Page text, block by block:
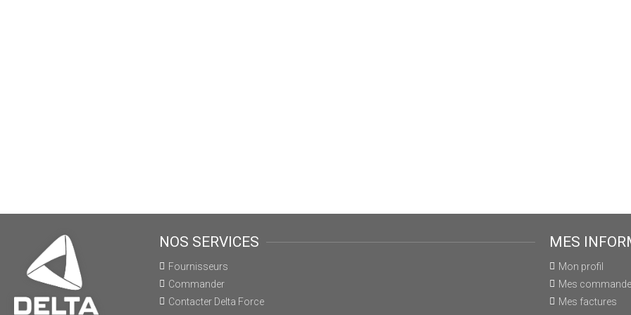
NOS SERVICES
Fournisseurs
Commander
Contacter Delta Force
MES
Mon profil
Mes
Mes factures